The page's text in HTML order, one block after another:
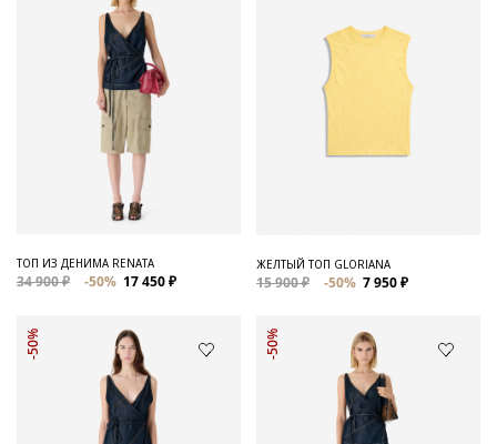
ТОП ИЗ ДЕНИМА RENATA
34 900 ₽ -50% 17 450 ₽
ЖЕЛТЫЙ ТОП GLORIANA
15 900 ₽ -50% 7 950 ₽
-50% -50%